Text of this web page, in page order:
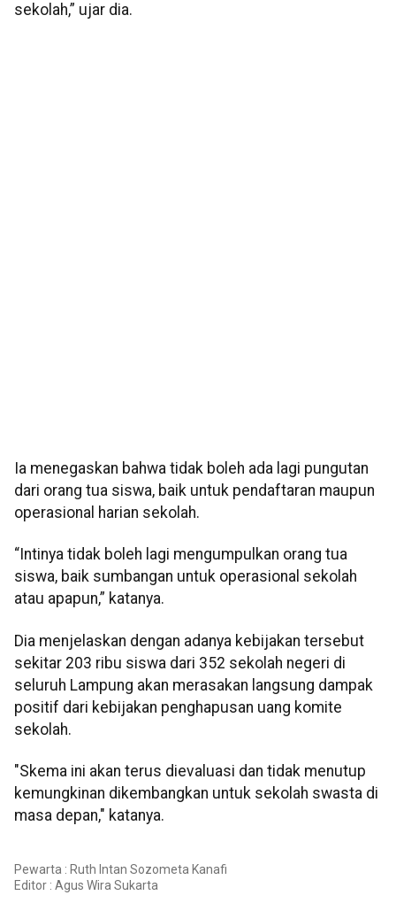
sekolah,” ujar dia.
Ia menegaskan bahwa tidak boleh ada lagi pungutan
dari orang tua siswa, baik untuk pendaftaran maupun
operasional harian sekolah.
“Intinya tidak boleh lagi mengumpulkan orang tua
siswa, baik sumbangan untuk operasional sekolah
atau apapun,” katanya.
Dia menjelaskan dengan adanya kebijakan tersebut
sekitar 203 ribu siswa dari 352 sekolah negeri di
seluruh Lampung akan merasakan langsung dampak
positif dari kebijakan penghapusan uang komite
sekolah.
"Skema ini akan terus dievaluasi dan tidak menutup
kemungkinan dikembangkan untuk sekolah swasta di
masa depan," katanya.
Pewarta : Ruth Intan Sozometa Kanafi
Editor : Agus Wira Sukarta